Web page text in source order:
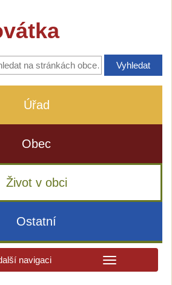
Úřad
Obec
Život v obci
Ostatní
navigaci